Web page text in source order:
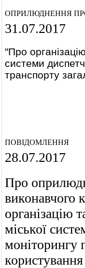
ОПРИЛЮДНЕННЯ
31.07.2017
"Про
системи
транспорту
ПОВІДОМЛЕННЯ
28.07.2017
Про
виконавчого
організацію
міської
моніторингу